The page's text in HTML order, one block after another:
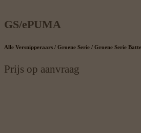
GS/ePUMA
Alle Versnipperaars / Groene Serie / Groene Serie
Prijs op aanvraag